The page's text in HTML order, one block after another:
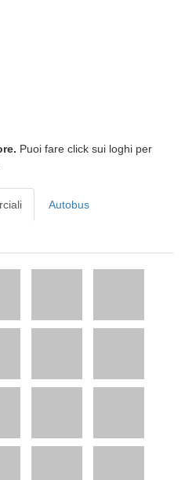
Puoi fare click sui loghi per
Autobus